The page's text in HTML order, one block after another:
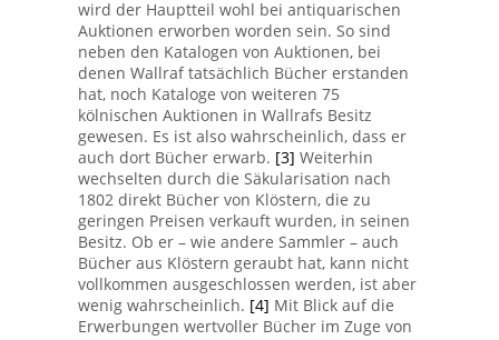
wird der Hauptteil wohl bei antiquarischen
Auktionen erworben worden sein. So sind
neben den Katalogen von Auktionen, bei
denen Wallraf tatsächlich Bücher erstanden
hat, noch Kataloge von weiteren 75
kölnischen Auktionen in Wallrafs Besitz
gewesen. Es ist also wahrscheinlich, dass er
auch dort Bücher erwarb. [3] Weiterhin
wechselten durch die Säkularisation nach
1802 direkt Bücher von Klöstern, die zu
geringen Preisen verkauft wurden, in seinen
Besitz. Ob er – wie andere Sammler – auch
Bücher aus Klöstern geraubt hat, kann nicht
vollkommen ausgeschlossen werden, ist aber
wenig wahrscheinlich. [4] Mit Blick auf die
Erwerbungen wertvoller Bücher im Zuge von